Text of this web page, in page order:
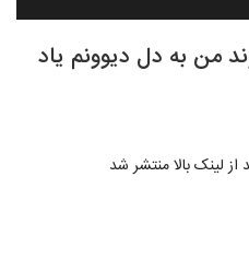
من به دل دیوونم یاد
لینک بالا منتشر شد